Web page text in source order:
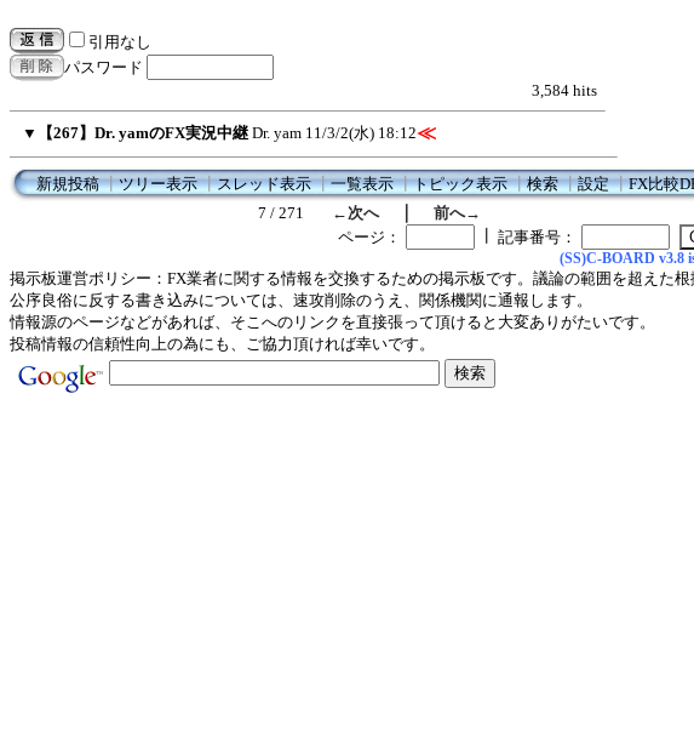
引用なし
パスワード
3,584 hits
▼ 【267】Dr. yamのFX実況中継 Dr. yam 11/3/2(水) 18:12≪
新規投稿┃ツリー表示┃スレッド表示┃一覧表示┃トピック表示┃検索┃設定┃FX比較
7 / 271
←次へ｜ 前へ→
ページ：
記事番号：
(SS)C-BOARD v3.8
掲示板運営ポリシー：FX業者に関する情報を交換するための掲示板です。議論の範囲を超えた根
公序良俗に反する書き込みについては、速攻削除のうえ、関係機関に通報します。
情報源のページなどがあれば、そこへのリンクを直接張って頂けると大変ありがたいです。
投稿情報の信頼性向上の為にも、ご協力頂ければ幸いです。